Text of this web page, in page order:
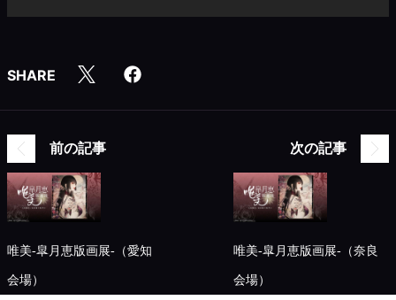
SHARE
前の記事
唯美-皐月恵版画展-（愛知
会場）
次の記事
唯美-皐月恵版画展-（奈良
会場）